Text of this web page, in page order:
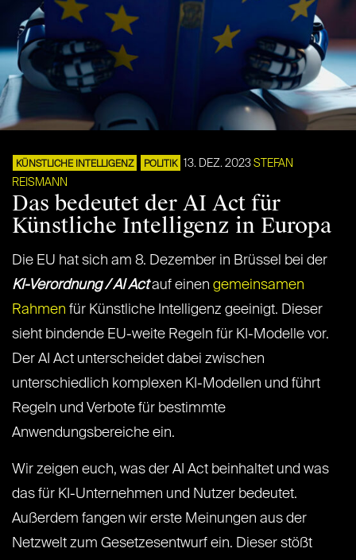
KÜNSTLICHE INTELLIGENZ POLITIK 13. DEZ. 2023 STEFAN
REISMANN
Das bedeutet der AI Act für
Künstliche Intelligenz in Europa
Die EU hat sich am 8. Dezember in Brüssel bei der
KI-Verordnung / AI Act auf einen gemeinsamen
Rahmen für Künstliche Intelligenz geeinigt. Dieser
sieht bindende EU-weite Regeln für KI-Modelle vor.
Der AI Act unterscheidet dabei zwischen
unterschiedlich komplexen KI-Modellen und führt
Regeln und Verbote für bestimmte
Anwendungsbereiche ein.
Wir zeigen euch, was der AI Act beinhaltet und was
das für KI-Unternehmen und Nutzer bedeutet.
Außerdem fangen wir erste Meinungen aus der
Netzwelt zum Gesetzesentwurf ein. Dieser stößt